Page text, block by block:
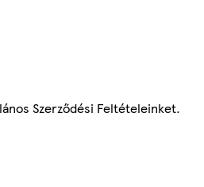
Szerződési Feltételeinket.